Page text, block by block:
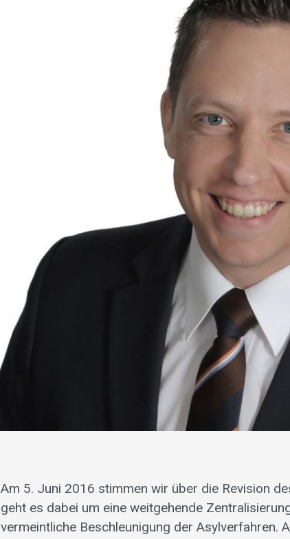
Am 5. Juni 2016 stimmen wir über die Revision
geht es dabei um eine weitgehende
vermeintliche Beschleunigung der Asylverfahren.